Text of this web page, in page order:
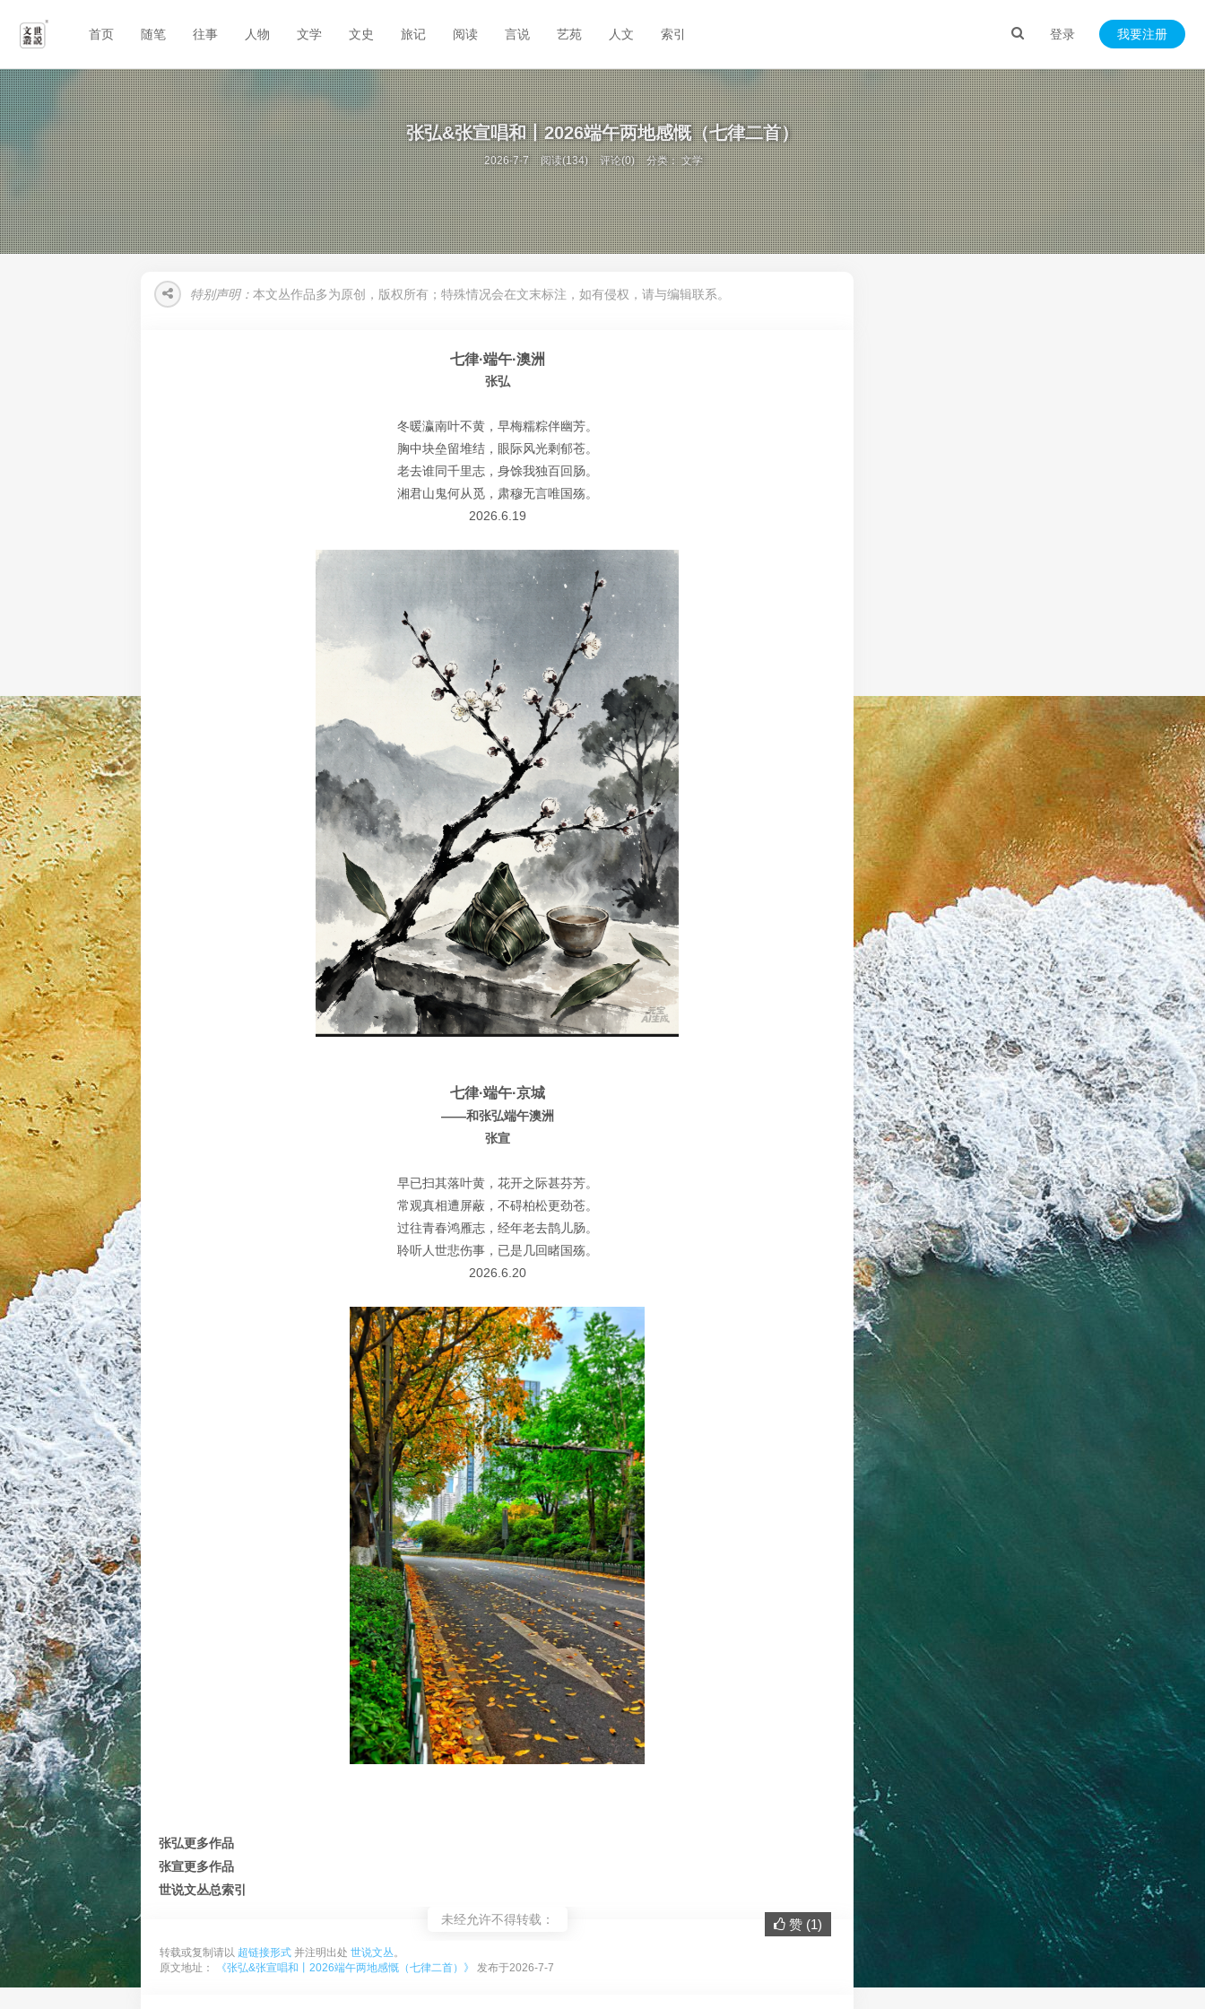
登录 我要注册
首页 随笔 往事 人物 文学 文史 旅记 阅读 言说 艺苑 人文 索引
张弘&张宣唱和丨2026端午两地感慨（七律二首）
2026-7-7 阅读(134) 评论(0) 分类：文学
特别声明： 本文丛作品多为原创，版权所有；特殊情况会在文末标注，如有侵权，请与编辑联系。
七律·端午·澳洲
张弘
冬暖瀛南叶不黄，早梅糯粽伴幽芳。
胸中块垒留堆结，眼际风光剩郁苍。
老去谁同千里志，身馀我独百回肠。
湘君山鬼何从觅，肃穆无言唯国殇。
2026.6.19
七律·端午·京城
——和张弘端午澳洲
张宣
早已扫其落叶黄，花开之际甚芬芳。
常观真相遭屏蔽，不碍柏松更劲苍。
过往青春鸿雁志，经年老去鹊儿肠。
聆听人世悲伤事，已是几回睹国殇。
2026.6.20
张弘更多作品
张宣更多作品
世说文丛总索引
赞 (1)
未经允许不得转载：
转载或复制请以 超链接形式 并注明出处 世说文丛。
原文地址：
《张弘&张宣唱和丨2026端午两地感慨（七律二首）》 发布于2026-7-7